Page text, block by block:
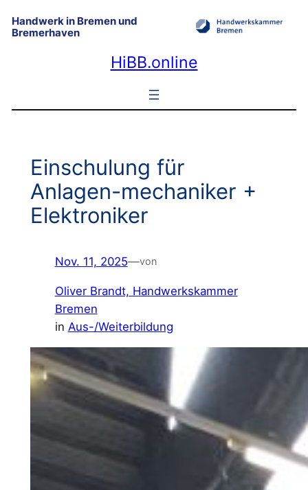
Zum
Inhalt
Handwerk in Bremen und
Bremerhaven
HiBB.online
Einschulung für
Anlagen-mechaniker +
Elektroniker
Nov. 11, 2025—von
Oliver Brandt, Handwerkskammer
Bremen
in Aus-/Weiterbildung